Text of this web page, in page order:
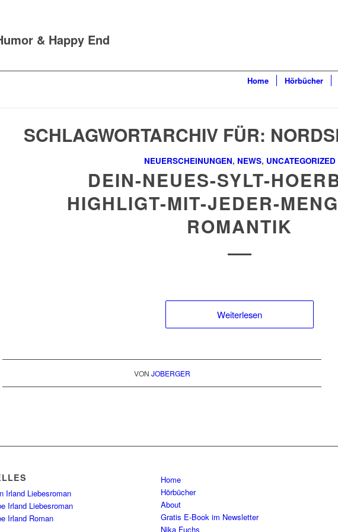
& Happy End
Home Hörbücher
SCHLAGWORTARCHIV FÜR:
NEUERSCHEINUNGEN, NEWS, UNCATEGORIZED
DEIN-NEUES-SYLT-
HIGHLIGT-MIT-JEDER-
ROMANTIK
Weiterlesen
VON JOBERGER
Irland Liebesroman
Irland Liebesroman
Irland Roman
Home
Hörbücher
About
Gratis E-Book im Newsletter
Nika Fuchs